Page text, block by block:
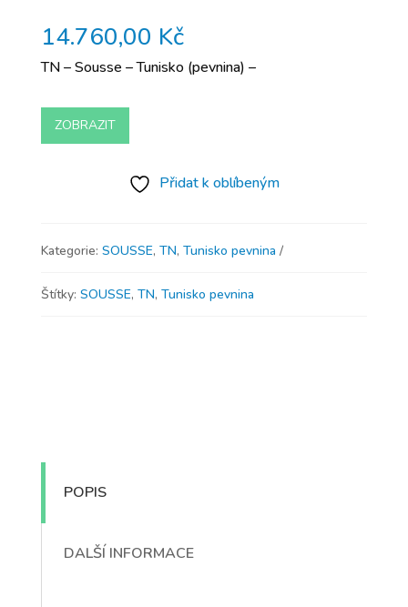
14.760,00 Kč
TN – Sousse – Tunisko (pevnina) –
ZOBRAZIT
Přidat k oblíbeným
Kategorie: SOUSSE, TN, Tunisko pevnina
Štítky: SOUSSE, TN, Tunisko pevnina
POPIS
DALŠÍ INFORMACE